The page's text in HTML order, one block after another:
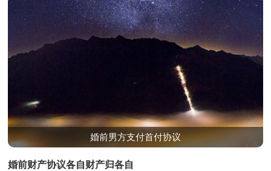
婚前男方支付首付协议
婚前财产协议各自财产归各自